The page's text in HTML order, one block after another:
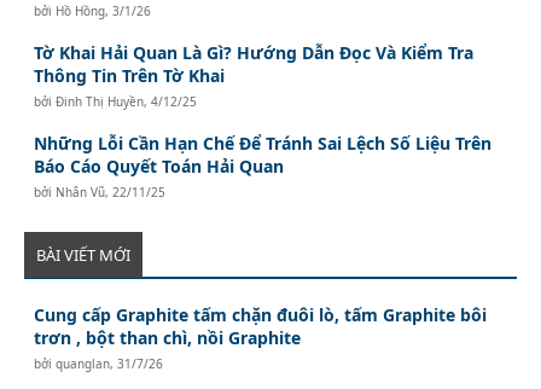
bởi Hồ Hồng,3/1/26
Tờ Khai Hải Quan Là Gì? Hướng Dẫn Đọc Và Kiểm Tra
Thông Tin Trên Tờ Khai
bởiĐinh Thị Huyền,4/12/25
Những Lỗi Cần Hạn Chế Để Tránh Sai Lệch Số Liệu Trên
Báo Cáo Quyết Toán Hải Quan
bởi Nhân Vũ, 22/11/25
BÀI VIẾT MỚI
Cung cấp Graphite tấm chặn đuôi lò, tấm Graphite bôi
trơn , bột than chì, nồi Graphite
bởiquanglan,31/7/26